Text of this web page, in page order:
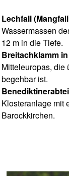
Lechfall
Wassermassen
12 m in die Tiefe.
Breitachklamm
Mitteleuropas, die
begehbar ist.
Klosteranlage mit
Barockkirchen.